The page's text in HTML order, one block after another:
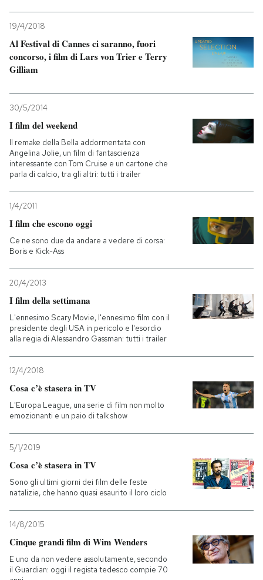
Entra
19/4/2018
Al Festival di Cannes ci saranno, fuori
concorso, i film di Lars von Trier e Terry
Gilliam
30/5/2014
I film del weekend
Il remake della Bella addormentata con
Angelina Jolie, un film di fantascienza
interessante con Tom Cruise e un cartone che
parla di calcio, tra gli altri: tutti i trailer
1/4/2011
I film che escono oggi
Ce ne sono due da andare a vedere di corsa:
Boris e Kick-Ass
20/4/2013
I film della settimana
L'ennesimo Scary Movie, l'ennesimo film con il
presidente degli USA in pericolo e l'esordio
alla regia di Alessandro Gassman: tutti i trailer
12/4/2018
Cosa c’è stasera in TV
L'Europa League, una serie di film non molto
emozionanti e un paio di talk show
5/1/2019
Cosa c’è stasera in TV
Sono gli ultimi giorni dei film delle feste
natalizie, che hanno quasi esaurito il loro ciclo
14/8/2015
Cinque grandi film di Wim Wenders
E uno da non vedere assolutamente, secondo
il Guardian: oggi il regista tedesco compie 70